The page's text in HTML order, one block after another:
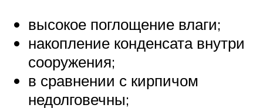
высокое поглощение влаги;
накопление конденсата внутри
сооружения;
в сравнении с кирпичом
недолговечны;